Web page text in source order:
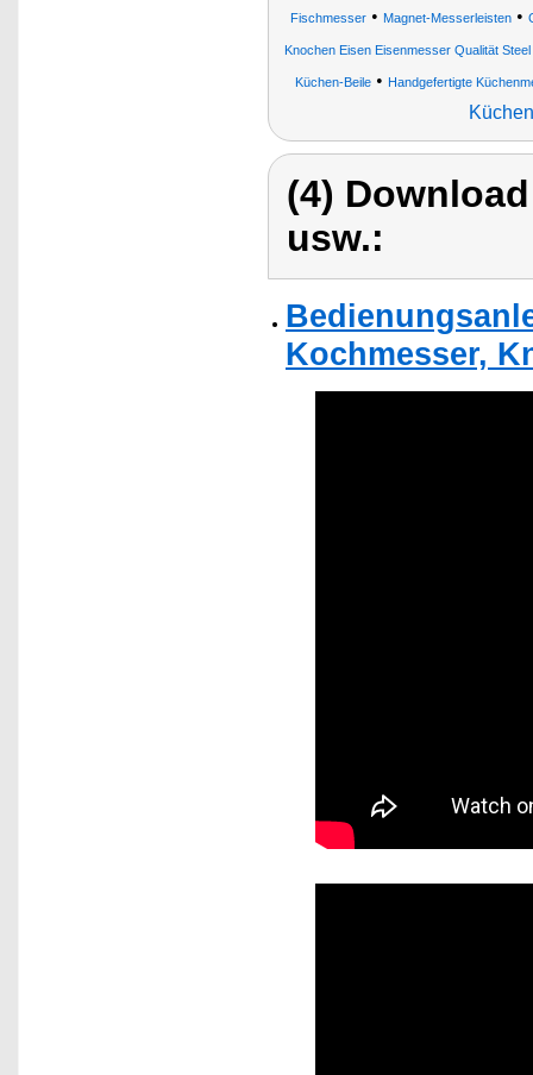
Fischmesser• Magnet-Messerleisten•
Knochen Eisen Eisenmesser Qualität
Küchen-Beile • Handgefertigte
(4)
usw.:
Kochmesser,